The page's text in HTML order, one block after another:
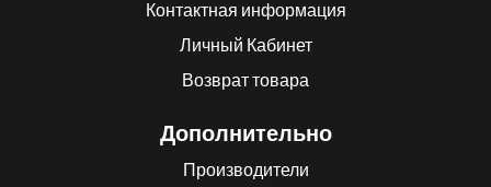
Контактная информация
Личный Кабинет
Возврат товара
Дополнительно
Производители